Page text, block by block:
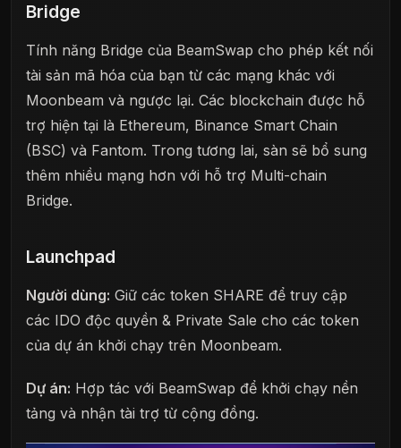
Bridge
Tính năng Bridge của BeamSwap cho phép kết nối
tài sản mã hóa của bạn từ các mạng khác với
Moonbeam và ngược lại. Các blockchain được hỗ
trợ hiện tại là Ethereum, Binance Smart Chain
(BSC) và Fantom. Trong tương lai, sàn sẽ bổ sung
thêm nhiều mạng hơn với hỗ trợ Multi-chain
Bridge.
Launchpad
Người dùng: Giữ các token SHARE để truy cập
các IDO độc quyền & Private Sale cho các token
của dự án khởi chạy trên Moonbeam.
Dự án: Hợp tác với BeamSwap để khởi chạy nền
tảng và nhận tài trợ từ cộng đồng.